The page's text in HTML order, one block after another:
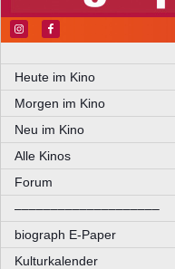
Heute im Kino
Morgen im Kino
Neu im Kino
Alle Kinos
Forum
––––––––––––––––––––
biograph E-Paper
Kulturkalender